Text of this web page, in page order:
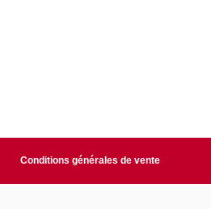
Conditions générales de vente